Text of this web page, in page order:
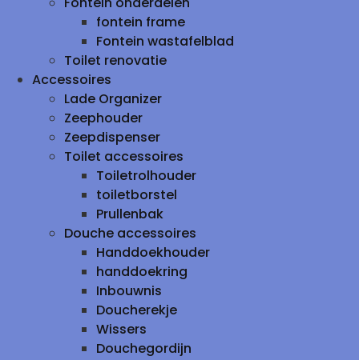
fontein frame
Fontein wastafelblad
Toilet renovatie
Accessoires
Lade Organizer
Zeephouder
Zeepdispenser
Toilet accessoires
Toiletrolhouder
toiletborstel
Prullenbak
Douche accessoires
Handdoekhouder
handdoekring
Inbouwnis
Doucherekje
Wissers
Douchegordijn